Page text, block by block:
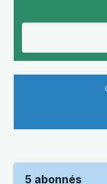
5 abonnés